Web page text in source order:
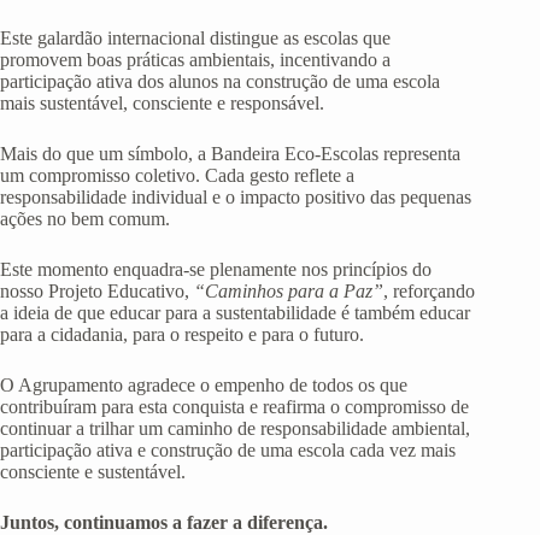
Este galardão internacional distingue as escolas que
promovem boas práticas ambientais, incentivando a
participação ativa dos alunos na construção de uma escola
mais sustentável, consciente e responsável.
Mais do que um símbolo, a Bandeira Eco-Escolas representa
um compromisso coletivo. Cada gesto reflete a
responsabilidade individual e o impacto positivo das pequenas
ações no bem comum.
Este momento enquadra-se plenamente nos princípios do
nosso Projeto Educativo, “Caminhos para a Paz”, reforçando
a ideia de que educar para a sustentabilidade é também educar
para a cidadania, para o respeito e para o futuro.
O Agrupamento agradece o empenho de todos os que
contribuíram para esta conquista e reafirma o compromisso de
continuar a trilhar um caminho de responsabilidade ambiental,
participação ativa e construção de uma escola cada vez mais
consciente e sustentável.
Juntos, continuamos a fazer a diferença.